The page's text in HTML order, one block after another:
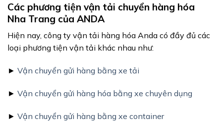
Các phương tiện vận tải chuyển hàng hóa
Nha Trang của ANDA
Hiện nay, công ty vận tải hàng hóa Anda có đầy đủ các
loại phương tiện vận tải khác nhau như:
► Vận chuyển gửi hàng bằng xe tải
► Vận chuyển gửi hàng hóa bằng xe chuyên dụng
► Vận chuyển gửi hàng bằng xe container